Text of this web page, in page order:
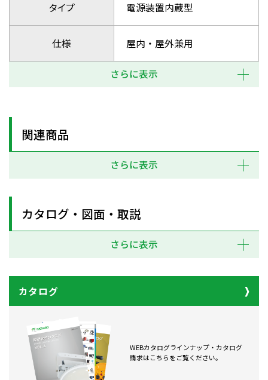
タイプ 電源装置内蔵型
仕様 屋内・屋外兼用
さらに表示
関連商品
さらに表示
カタログ・図面・取説
さらに表示
カタログ
WEBカタログラインナップ・カタログ
請求はこちらをご覧ください。